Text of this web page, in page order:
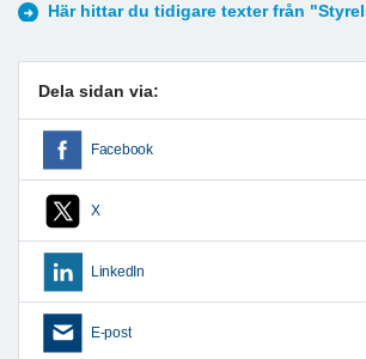
Här hittar du tidigare texter från
Dela sidan via:
Facebook
X
LinkedIn
E-post